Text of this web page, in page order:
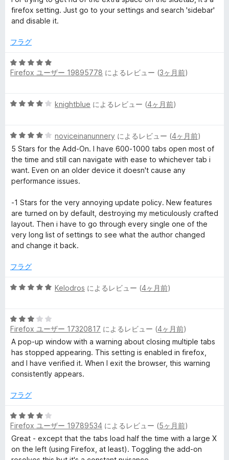
評
価
階
中
の
価
firefox setting. Just go to your settings and search 'sidebar'
and disable it.
フラグ
5
段
5
価
Firefox ユーザー 19895778 によるレビュー (3ヶ月前)
5
中
4
の
評
価
knightblue によるレビュー (4ヶ月前)
5
段
階
中
4
評
価
noviceinanunnery によるレビュー (4ヶ月前)
5 Stars for the Add-On. I have 600-1000 tabs open most of
the time and still can navigate with ease to whichever tab i
want. Even on an older device it doesn't cause any
performance issues.
-1 Stars for the very annoying update policy. New features
are turned on by default, destroying my meticulously crafted
layout. Then i have to go through every single one of the
very long list of settings to see what the author changed
and change it back.
フラグ
5
中
5
の
評
価
Kelodros によるレビュー (4ヶ月前)
5
段
階
中
3
の
価
Firefox ユーザー 17320817 によるレビュー (4ヶ月前)
A pop-up window with a warning about closing multiple tabs
has stopped appearing. This setting is enabled in firefox,
and I have verified it. When I exit the browser, this warning
consistently appears.
フラグ
5
段
階
中
Firefox ユーザー 19789534 によるレビュー (5ヶ月前)
Great - except that the tabs load half the time with a large X
on the left (using Firefox, at least). Toggling the add-on